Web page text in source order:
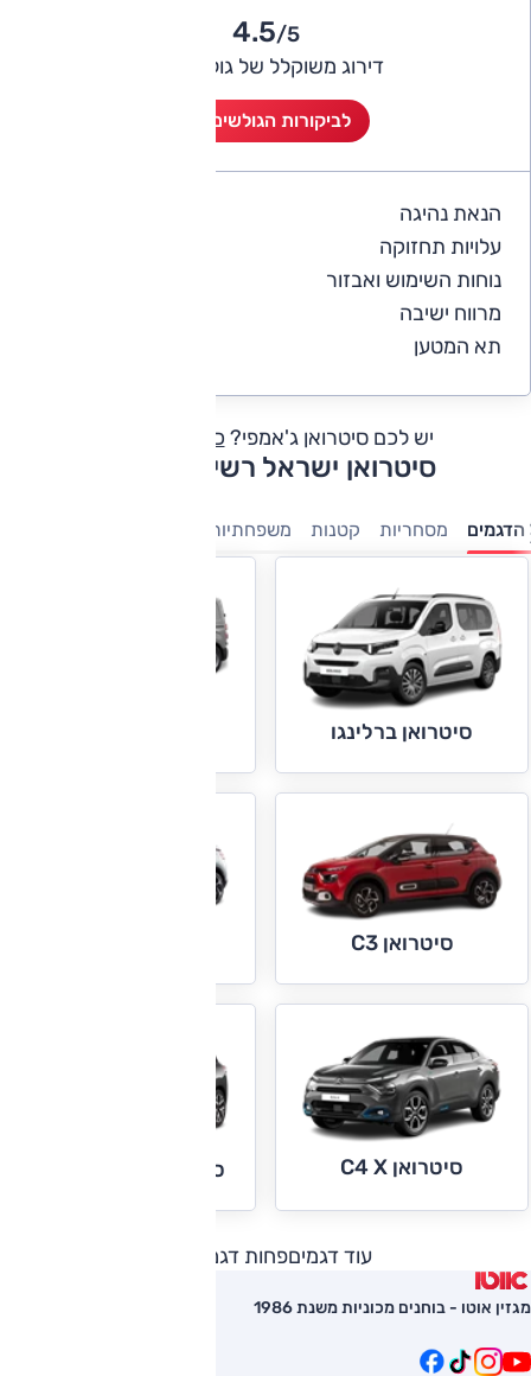
4.5/5
דירוג משוקלל של גולשי אוטו
לביקורות הגולשים (2)
הנאת נהיגה
עלויות תחזוקה
נוחות השימוש ואבזור
מרווח ישיבה
תא המטען
יש לכם סיטרואן ג'אמפי? כתבו חוות דעת
סיטרואן ישראל רשימת דגמים
הדגמים מסחריות קטנות משפחתיות
סיטרואן ברלינגו
סיטרואן C3
סיטרואן C4 X סיטרואן C5 איירקרוס
עוד דגמיםפחות דגמים
מגזין אוטו - בוחנים מכוניות משנת 1986